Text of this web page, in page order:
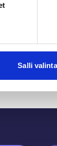
Salli valinta